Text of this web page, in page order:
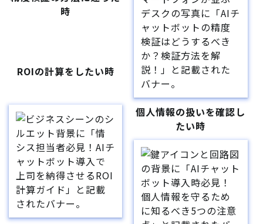
時
ROIの計算をしたい時
個人情報の扱いを確認し
たい時